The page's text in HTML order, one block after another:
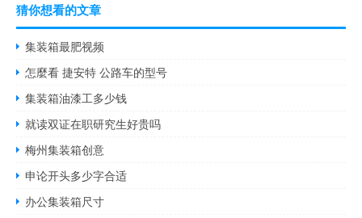
猜你想看的文章
集装箱最肥视频
怎麼看 捷安特 公路车的型号
集装箱油漆工多少钱
就读双证在职研究生好贵吗
梅州集装箱创意
申论开头多少字合适
办公集装箱尺寸